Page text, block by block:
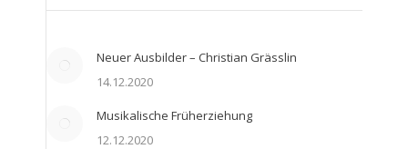
Neuer Ausbilder – Christian Grässlin
14.12.2020
Musikalische Früherziehung
12.12.2020